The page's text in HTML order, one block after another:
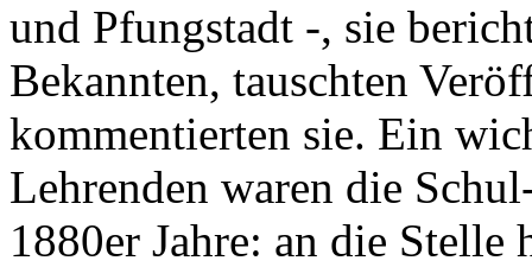
und Pfungstadt -, sie
Bekannten, tauschten
kommentierten sie. Ein
Lehrenden waren die
1880er Jahre: an die